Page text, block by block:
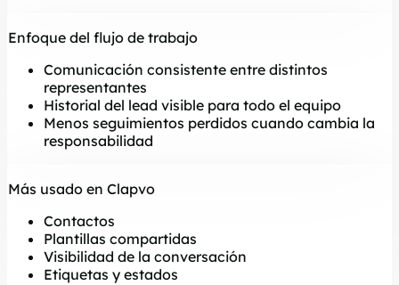
Enfoque del flujo de trabajo
Comunicación consistente entre distintos
representantes
Historial del lead visible para todo el equipo
Menos seguimientos perdidos cuando cambia la
responsabilidad
Más usado en Clapvo
Contactos
Plantillas compartidas
Visibilidad de la conversación
Etiquetas y estados